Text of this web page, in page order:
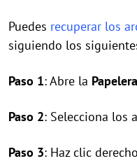
Puedes recuperar los
siguiendo los
Paso 1: Abre la
Paso 2: Selecciona los
Paso 3: Haz clic